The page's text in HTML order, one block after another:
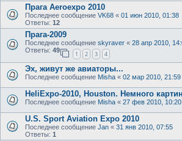
Прага Aeroexpo 2010
Последнее сообщение VK68 « 01 июн 2010, 01:38
Ответы: 12
Прага-2009
Последнее сообщение skyraver « 28 апр 2010,
Ответы: 49
1 2 3 4
Эх, живут же авиаторы...
Последнее сообщение Misha « 02 мар 2010, 21:59
HeliExpo-2010, Houston. Немного
Последнее сообщение Misha « 27 фев 2010, 10:20
U.S. Sport Aviation Expo 2010
Последнее сообщение Jan « 31 янв 2010, 07:55
Ответы: 1